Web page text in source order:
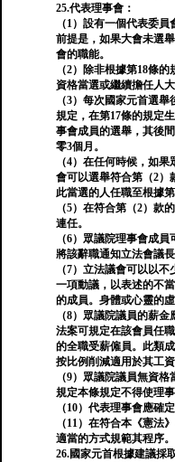
25.代表理事會：
（1）設有一個代表委
前提是，如果大會未選
會的職能。
（2）除非根據第18條
資格當選或繼續擔任人大
（3）每次國家元首選
規定，在第17條的規定
事會成員的選舉，其後
零3個月。
（4）在任何時候，如
會可以選舉符合第（2）
此當選的人任職至根據
（5）在符合第（2）款
連任。
（6）眾議院理事會成
將該辭職通知立法會議長
（7）立法議會可以以
一項動議，以表述的不
的成員。身體或心靈的虛
（8）眾議院議員的薪
法案可規定在該會員任
的全職受薪僱員。此類
按比例削減適用於其工
（9）眾議院議員無資格
規定本條規定不得使理
（10）代表理事會應確
（11）在符合本《憲法
適當的方式規範其程序。
26.國家元首根據建議採